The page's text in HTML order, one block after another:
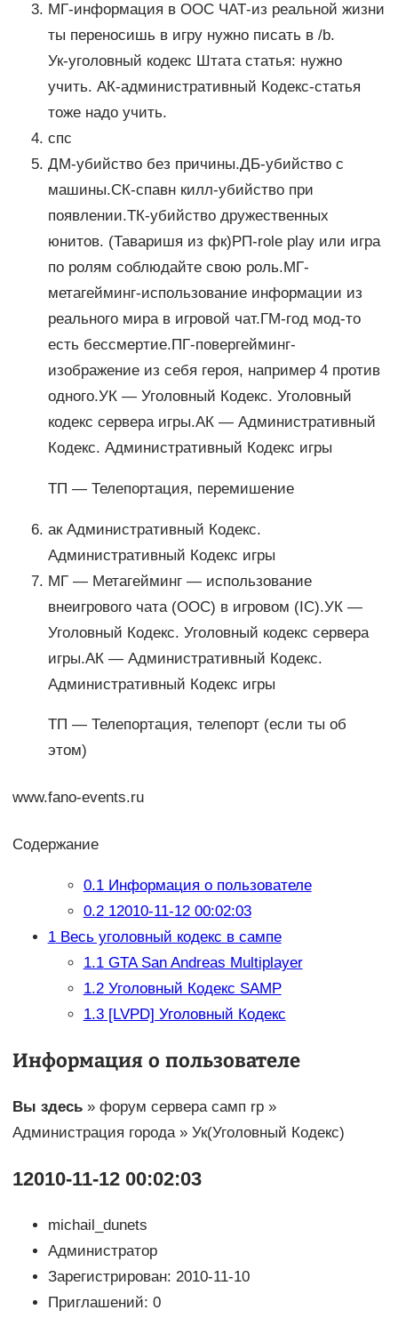
МГ-информация в OOC ЧАТ-из реальной жизни
ты переносишь в игру нужно писать в /b.
Ук-уголовный кодекс Штата статья: нужно
учить. АК-административный Кодекс-статья
тоже надо учить.
спс
ДМ-убийство без причины.ДБ-убийство с
машины.СК-спавн килл-убийство при
появлении.ТК-убийство дружественных
юнитов. (Таваришя из фк)РП-role play или игра
по ролям соблюдайте свою роль.МГ-
метагейминг-использование информации из
реального мира в игровой чат.ГМ-год мод-то
есть бессмертие.ПГ-повергейминг-
изображение из себя героя, например 4 против
одного.УК — Уголовный Кодекс. Уголовный
кодекс сервера игры.АК — Административный
Кодекс. Административный Кодекс игры
ТП — Телепортация, перемишение
ак Административный Кодекс.
Административный Кодекс игры
МГ — Метагейминг — использование
внеигрового чата (ООС) в игровом (IC).УК —
Уголовный Кодекс. Уголовный кодекс сервера
игры.АК — Административный Кодекс.
Административный Кодекс игры
ТП — Телепортация, телепорт (если ты об
этом)
www.fano-events.ru
Содержание
0.1Информация о пользователе
0.212010-11-12 00:02:03
1Весь уголовный кодекс в сампе
1.1GTA San Andreas Multiplayer
1.2Уголовный Кодекс SAMP
1.3[LVPD] Уголовный Кодекс
Информация о пользователе
Вы здесь» форум сервера самп rp »
Администрация города » Ук(Уголовный Кодекс)
12010-11-12 00:02:03
michail_dunets
Администратор
Зарегистрирован: 2010-11-10
Приглашений: 0